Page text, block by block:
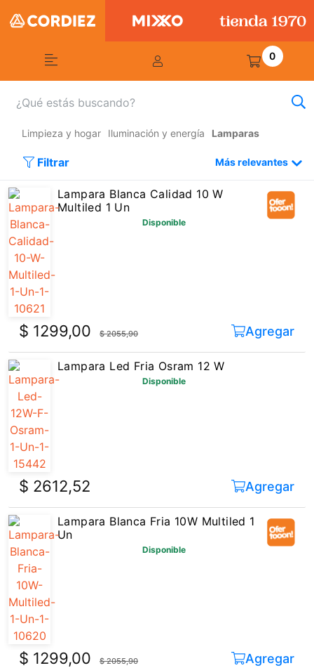
0
Limpieza y hogar Iluminación y energía Lamparas
Filtrar Más relevantes
Lampara Blanca Calidad 10 W
Multiled 1 Un
Disponible
$ 1299,00 $ 2055,90 Agregar
Lampara Led Fria Osram 12 W
Disponible
$ 2612,52 Agregar
Lampara Blanca Fria 10W Multiled 1
Un
Disponible
$ 1299,00 $ 2055,90 Agregar